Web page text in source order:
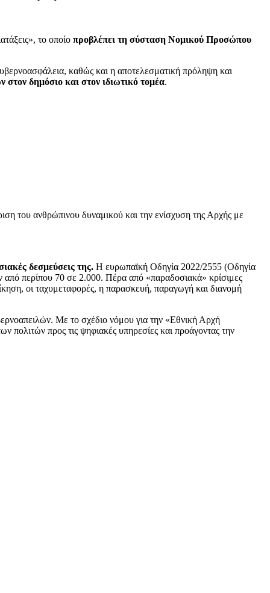
το οποίο προβλέπει τη σύσταση Νομικού Προσώπου
καθώς και η αποτελεσματική πρόληψη και
δημόσιο και στον ιδιωτικό τομέα.
του ανθρώπινου δυναμικού και την ενίσχυση της Αρχής με
δεσμεύσεις της. Η ευρωπαϊκή Οδηγία 2022/2555 (Οδηγία
περίπου 70 σε 2.000. Πέρα από «παραδοσιακά» κρίσιμες
οι ταχυμεταφορές, η παρασκευή, παραγωγή και διανομή
Με το σχέδιο νόμου για την «Εθνική Αρχή
προς τις ψηφιακές υπηρεσίες και προάγοντας την